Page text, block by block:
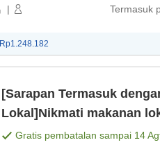
| Termasuk
Rp1.248.182
[Sarapan Termasuk
Lokal]Nikmati makanan
tradisional di daerah
Gratis pembatalan sampai 14